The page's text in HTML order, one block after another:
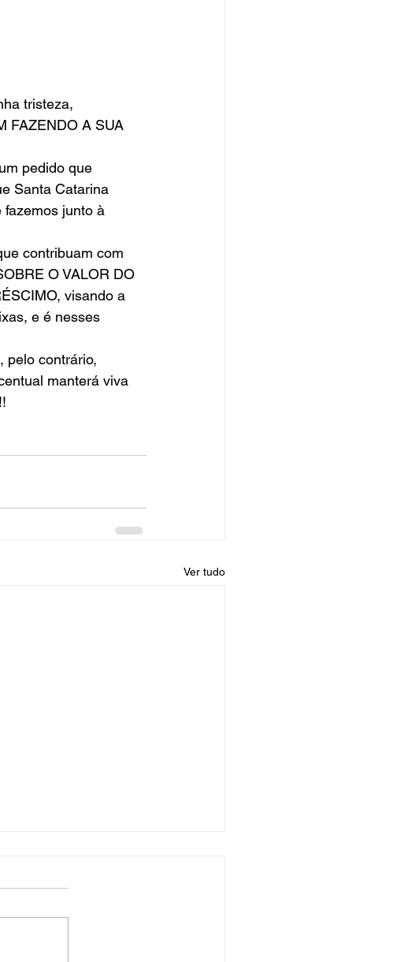
tristeza,
FAZENDO A SUA
pedido que
Santa Catarina
junto à
contribuam com
O VALOR DO
visando a
e é nesses
pelo contrário,
manterá viva
Ver tudo